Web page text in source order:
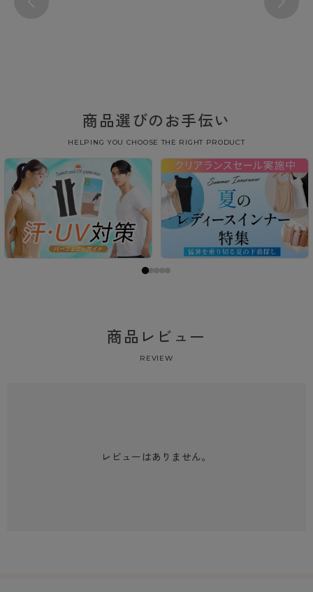
商品選びのお手伝い
HELPING YOU CHOOSE THE RIGHT PRODUCT
商品レビュー
REVIEW
レビューはありません。